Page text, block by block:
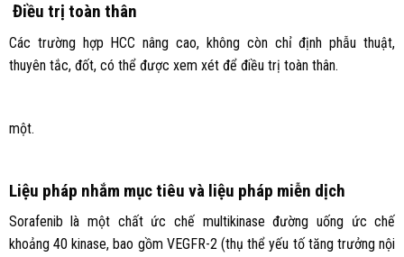
Điều trị toàn thân
Các trường hợp HCC nâng cao, không còn chỉ định phẫu thuật,
thuyên tắc, đốt, có thể được xem xét để điều trị toàn thân.
một.
Liệu pháp nhắm mục tiêu và liệu pháp miễn dịch
Sorafenib là một chất ức chế multikinase đường uống ức chế
khoảng 40 kinase, bao gồm VEGFR-2 (thụ thể yếu tố tăng trưởng nội